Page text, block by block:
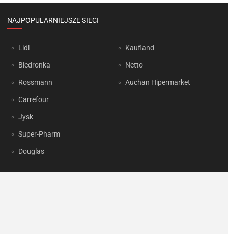
NAJPOPULARNIEJSZE SIECI
Lidl
Biedronka
Rossmann
Carrefour
Jysk
Super-Pharm
Douglas
Kaufland
Netto
Auchan Hipermarket
OKAZJUM.PL